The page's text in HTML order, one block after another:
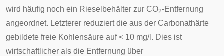
wird häufig noch ein Rieselbehälter zur CO2-Entfernung
angeordnet. Letzterer reduziert die aus der Carbonathärte
gebildete freie Kohlensäure auf < 10 mg/l. Dies ist
wirtschaftlicher als die Entfernung über